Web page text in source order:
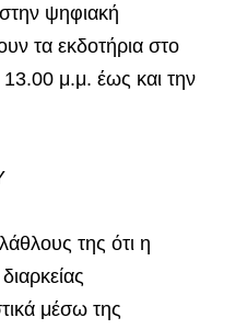
ψηφιακή
τα εκδοτήρια στο
μ.μ. έως και την
της ότι η
μέσω της